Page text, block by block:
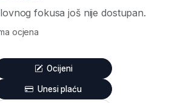
fokusa još nije dostupan.
ocjena
Ocijeni
Unesi plaću